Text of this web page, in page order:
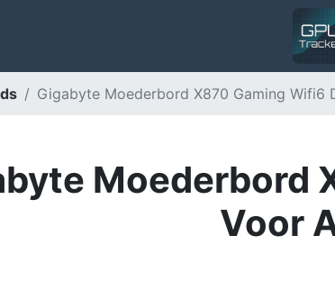
Gigabyte Moederbord X870 Gaming Wifi6
Moederbord
Voor